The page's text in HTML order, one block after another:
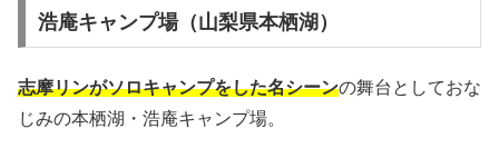
浩庵キャンプ場（山梨県本栖湖）
志摩リンがソロキャンプをした名シーンの舞台としておな
じみの本栖湖・浩庵キャンプ場。